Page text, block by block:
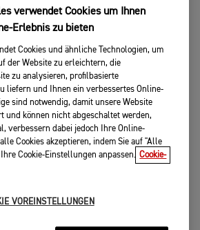
verwendet Cookies um Ihnen
Erlebnis zu bieten
Cookies und ähnliche Technologien, um
der Website zu erleichtern, die
zu analysieren, profilbasierte
liefern und Ihnen ein verbessertes Online-
sind notwendig, damit unsere Website
und können nicht abgeschaltet werden,
verbessern dabei jedoch Ihre Online-
Cookies akzeptieren, indem Sie auf "Alle
Cookie-Einstellungen anpassen. Cookie-
VOREINSTELLUNGEN